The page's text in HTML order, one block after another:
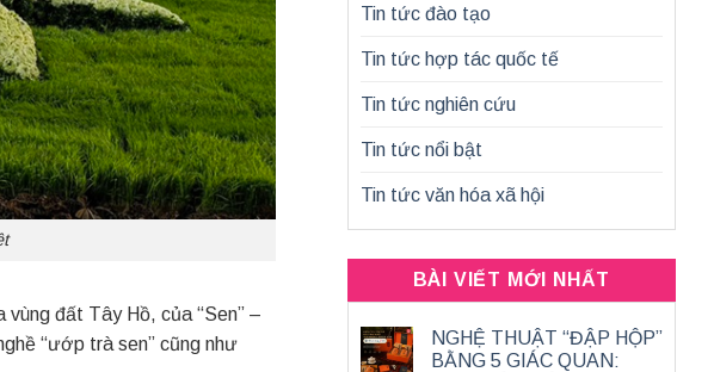
vùng đất Tây Hồ, của “Sen” –
“ướp trà sen” cũng như
Tin tức đào tạo
Tin tức hợp tác quốc tế
Tin tức nghiên cứu
Tin tức nổi bật
Tin tức văn hóa xã hội
BÀI VIẾT MỚI NHẤT
NGHỆ THUẬT “ĐẬP HỘP”
BẰNG 5 GIÁC QUAN: